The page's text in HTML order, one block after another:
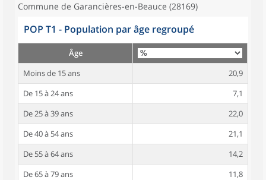
Commune de Garancières-en-Beauce (28169)
POP T1 - Population par âge regroupé
Âge
Moins de 15 ans
20,9
De 15 à 24 ans
7,1
De 25 à 39 ans
22,0
De 40 à 54 ans
21,1
De 55 à 64 ans
14,2
De 65 à 79 ans
11,8